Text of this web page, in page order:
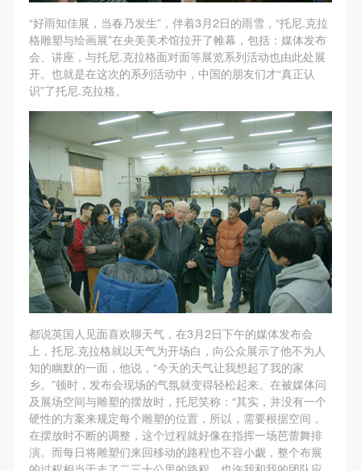
“好雨知佳展，当春乃发生”，伴着3月2日的雨雪，“托尼.克拉
格雕塑与绘画展”在央美美术馆拉开了帷幕，包括：媒体发布
会、讲座，与托尼.克拉格面对面等展览系列活动也由此处展
开。也就是在这次的系列活动中，中国的朋友们才“真正认
识”了托尼.克拉格。
都说英国人见面喜欢聊天气，在3月2日下午的媒体发布会
上，托尼.克拉格就以天气为开场白，向公众展示了他不为人
知的幽默的一面，他说，“今天的天气让我想起了我的家
乡。”顿时，发布会现场的气氛就变得轻松起来。在被媒体问
及展场空间与雕塑的摆放时，托尼笑称：“其实，并没有一个
硬性的方案来规定每个雕塑的位置，所以，需要根据空间，
在摆放时不断的调整，这个过程就好像在指挥一场芭蕾舞排
演。而每日将雕塑们来回移动的路程也不容小觑，整个布展
参加活动者在此次活动期间应主动遵守美术馆活动秩
序、维护美术馆场地及展示、展览、馆藏艺术作品及
衍生品的安全。活动中一旦因个人原因造成美术馆场
地、空间、艺术品、衍生品等受到不同程度的损失、
应的责任与损失，应由参与活动者根据相应的法律条
文、组织规定进行协商和赔偿。并追究相应的法律责
任和经济责任。
第六条
参与活动者在参与活动时应当在美术馆工作人员及活
动导师、教师指导下进行，并正确的使用活动中所涉
及到的绘画工具、创作材料及配套设备、设施，若参
与者因个人原因在使用相应绘画工具、创作材料及配
套设备、设施造成个人受伤、伤害他人及造成相应工
具、材料、设备或设施的故障或损坏。参与活动者应
当承当相应的全部责任，并主动赔偿相应的经济损
失。活动中任何非事故当事人及美术馆将不承担人身
事故的任何责任。
中央美术学院美术馆肖像权许可使用协议
根据《中华人民共和国广告法》、《中华人民共和国
民法通则》以及 最高人民法院关于贯彻执行 《中华
参加活动者在此次活动期间应主动遵守美术馆活动秩
序、维护美术馆场地及展示、展览、馆藏艺术作品及
衍生品的安全。活动中一旦因个人原因造成美术馆场
地、空间、艺术品、衍生品等受到不同程度的损失、
应的责任与损失，应由参与活动者根据相应的法律条
文、组织规定进行协商和赔偿。并追究相应的法律责
任和经济责任。
第六条
参与活动者在参与活动时应当在美术馆工作人员及活
动导师、教师指导下进行，并正确的使用活动中所涉
及到的绘画工具、创作材料及配套设备、设施，若参
与者因个人原因在使用相应绘画工具、创作材料及配
套设备、设施造成个人受伤、伤害他人及造成相应工
具、材料、设备或设施的故障或损坏。参与活动者应
当承当相应的全部责任，并主动赔偿相应的经济损
失。活动中任何非事故当事人及美术馆将不承担人身
事故的任何责任。
中央美术学院美术馆肖像权许可使用协议
根据《中华人民共和国广告法》、《中华人民共和国
民法通则》以及 最高人民法院关于贯彻执行 《中华
参加活动者在此次活动期间应主动遵守美术馆活动秩
序、维护美术馆场地及展示、展览、馆藏艺术作品及
衍生品的安全。活动中一旦因个人原因造成美术馆场
地、空间、艺术品、衍生品等受到不同程度的损失、
应的责任与损失，应由参与活动者根据相应的法律条
文、组织规定进行协商和赔偿。并追究相应的法律责
任和经济责任。
第六条
参与活动者在参与活动时应当在美术馆工作人员及活
动导师、教师指导下进行，并正确的使用活动中所涉
及到的绘画工具、创作材料及配套设备、设施，若参
与者因个人原因在使用相应绘画工具、创作材料及配
套设备、设施造成个人受伤、伤害他人及造成相应工
具、材料、设备或设施的故障或损坏。参与活动者应
当承当相应的全部责任，并主动赔偿相应的经济损
失。活动中任何非事故当事人及美术馆将不承担人身
事故的任何责任。
中央美术学院美术馆肖像权许可使用协议
根据《中华人民共和国广告法》、《中华人民共和国
民法通则》以及 最高人民法院关于贯彻执行 《中华